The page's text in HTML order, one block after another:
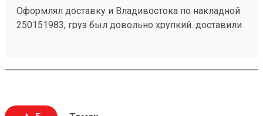
Оформлял доставку и Владивостока по накладной
250151983, груз был довольно хрупкий. доставили